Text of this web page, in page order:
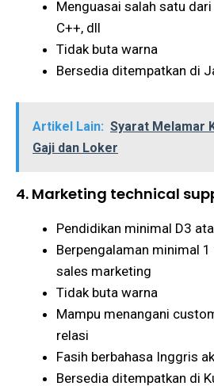
Menguasai salah satu dari
C++, dll
Tidak buta warna
Bersedia ditempatkan di
Artikel Lain: Syarat Melamar
Gaji dan Loker
4. Marketing technical
Pendidikan minimal D3
Berpengalaman minimal
sales marketing
Tidak buta warna
Mampu menangani
relasi
Fasih berbahasa Inggris
Bersedia ditempatkan di